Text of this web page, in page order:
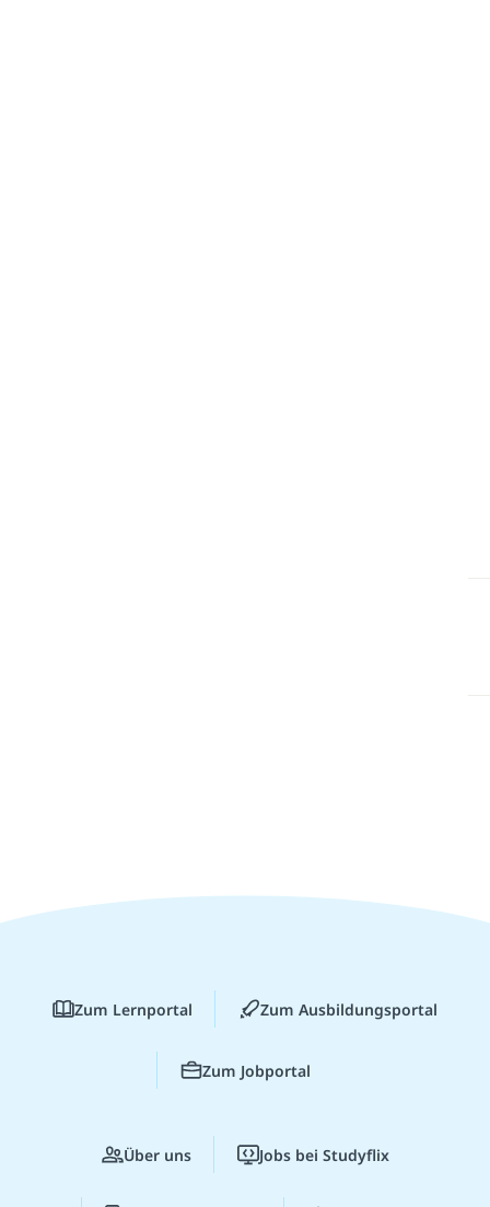
Zum Lernportal Zum Ausbildungsportal
Zum Jobportal
Über uns Jobs bei Studyflix